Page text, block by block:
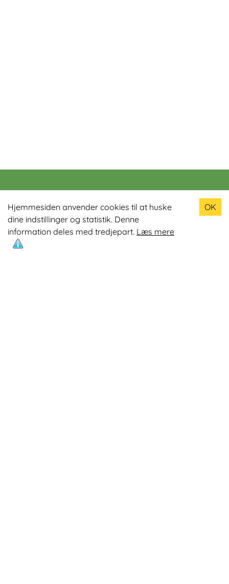
Hjemmesiden anvender cookies til at huske
dine indstillinger og statistik. Denne
information deles med tredjepart. Læs mere
OK
Populære produkter
Odin R900 Romaskine
Odin S900 Spinningcykel